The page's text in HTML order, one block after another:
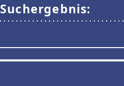
Suchergebnis: